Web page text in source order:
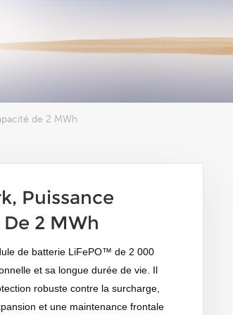
de 2 MWh
Puissance
2 MWh
de batterie LiFePO™ de 2 000
et sa longue durée de vie. Il
robuste contre la surcharge,
et une maintenance frontale